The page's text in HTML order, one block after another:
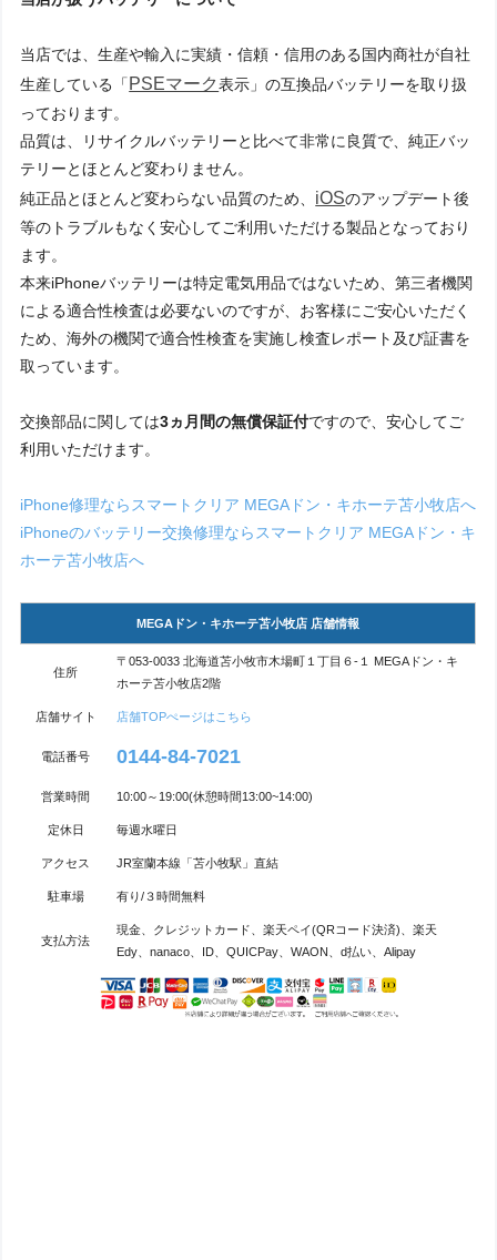
当店では、生産や輸入に実績・信頼・信用のある国内商社が自社
生産している「 PSEマーク表示」の互換品バッテリーを取り扱
っております。
品質は、リサイクルバッテリーと比べて非常に良質で、純正バッ
テリーとほとんど変わりません。
純正品とほとんど変わらない品質のため、 iOSのアップデート後
等のトラブルもなく安心してご利用いただける製品となっており
ます。
本来iPhoneバッテリーは特定電気用品ではないため、第三者機関
による適合性検査は必要ないのですが、お客様にご安心いただく
ため、海外の機関で適合性検査を実施し検査レポート及び証書を
取っています。
交換部品に関しては3ヵ月間の無償保証付ですので、安心してご
利用いただけます。
iPhone修理ならスマートクリア MEGAドン・キホーテ苫小牧店へ
iPhoneのバッテリー交換修理ならスマートクリア MEGAドン・キ
ホーテ苫小牧店へ
MEGAドン・キホーテ苫小牧店 店舗情報
住所
〒053-0033 北海道苫小牧市木場町１丁目６-１ MEGAドン・キ
ホーテ苫小牧店2階
店舗サイト 店舗TOPぺージはこちら
電話番号 0144-84-7021
営業時間 10:00～19:00(休憩時間13:00~14:00)
定休日 毎週水曜日
アクセス JR室蘭本線「苫小牧駅」直結
駐車場 有り/３時間無料
支払方法
現金、クレジットカード、楽天ペイ(QRコード決済)、楽天
Edy、nanaco、ID、QUICPay、WAON、d払い、Alipay